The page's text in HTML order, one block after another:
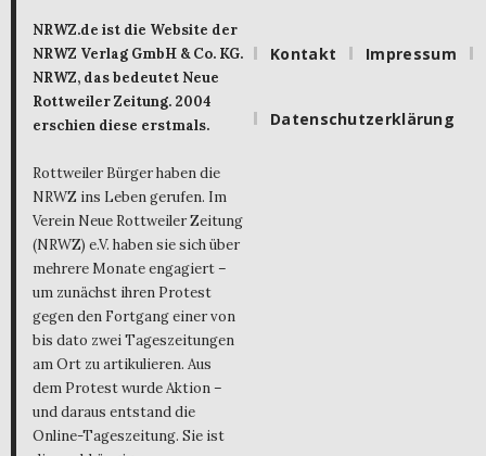
NRWZ.de ist die Website der
NRWZ Verlag GmbH & Co. KG.
NRWZ, das bedeutet Neue
Rottweiler Zeitung. 2004
erschien diese erstmals.
Rottweiler Bürger haben die
NRWZ ins Leben gerufen. Im
Verein Neue Rottweiler Zeitung
(NRWZ) e.V. haben sie sich über
mehrere Monate engagiert –
um zunächst ihren Protest
gegen den Fortgang einer von
bis dato zwei Tageszeitungen
am Ort zu artikulieren. Aus
dem Protest wurde Aktion –
und daraus entstand die
Online-Tageszeitung. Sie ist
Kontakt Impressum
Datenschutzerklärung